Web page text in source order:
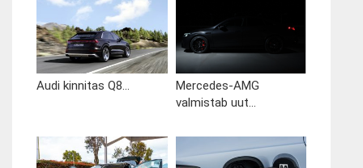
Audi kinnitas Q8...
Mercedes-AMG
valmistab uut...